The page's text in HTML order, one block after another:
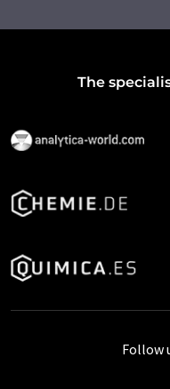
The
Follow